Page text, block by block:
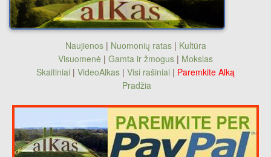
Naujienos| Nuomonių ratas| Kultūra
Visuomenė | Gamta ir žmogus | Mokslas
Skaitiniai | VideoAlkas | Visi rašiniai | Paremkite Alką
Pradžia